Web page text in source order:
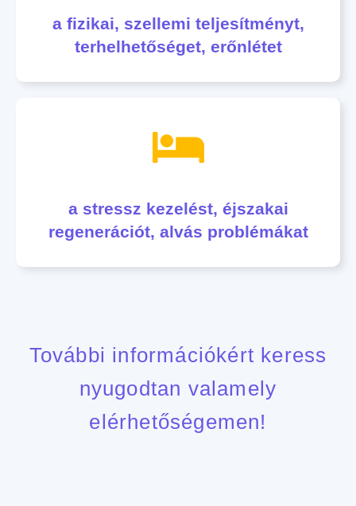
a fizikai, szellemi teljesítményt,
terhelhetőséget, erőnlétet
a stressz kezelést, éjszakai
regenerációt, alvás problémákat
További információkért keress
nyugodtan valamely
elérhetőségemen!